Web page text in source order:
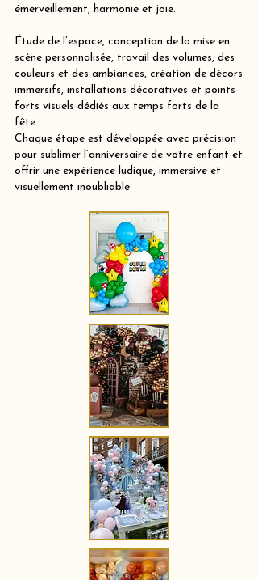
émerveillement, harmonie et joie.
Étude de l’espace, conception de la mise en
scène personnalisée, travail des volumes, des
couleurs et des ambiances, création de décors
immersifs, installations décoratives et points
forts visuels dédiés aux temps forts de la
fête…
Chaque étape est développée avec précision
pour sublimer l’anniversaire de votre enfant et
offrir une expérience ludique, immersive et
visuellement inoubliable